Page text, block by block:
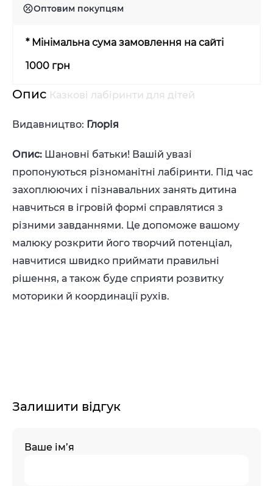
Оптовим покупцям
* Мінімальна сума замовлення на сайті
1000 грн
Опис Казкові лабіринти для дітей
Видавництво: Глорія
Опис: Шановні батьки! Вашій увазі
пропонуються різноманітні лабіринти. Під час
захоплюючих і пізнавальних занять дитина
навчиться в ігровій формі справлятися з
різними завданнями. Це допоможе вашому
малюку розкрити його творчий потенціал,
навчитися швидко приймати правильні
рішення, а також буде сприяти розвитку
моторики й координації рухів.
Залишити відгук
Ваше ім’я